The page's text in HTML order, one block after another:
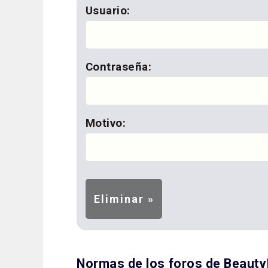
Usuario:
Contraseña:
Motivo:
Normas de los foros de